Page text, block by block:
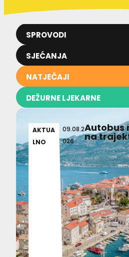
SPROVODI
SJEĆANJA
NATJEČAJI
DEŽURNE LJEKARNE
AKTUA
LNO
09.08.2
026
Autobus
na